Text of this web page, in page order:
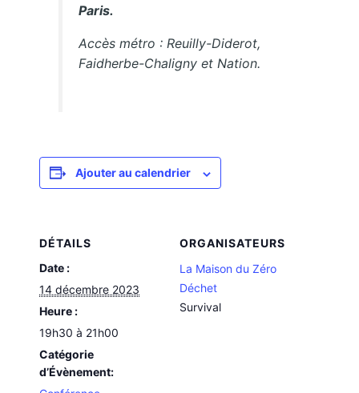
Paris.
Accès métro : Reuilly-Diderot,
Faidherbe-Chaligny et Nation.
Ajouter au calendrier
DÉTAILS
Date :
14 décembre 2023
Heure :
19h30 à 21h00
Catégorie
d’Évènement:
ORGANISATEURS
La Maison du Zéro
Déchet
Survival